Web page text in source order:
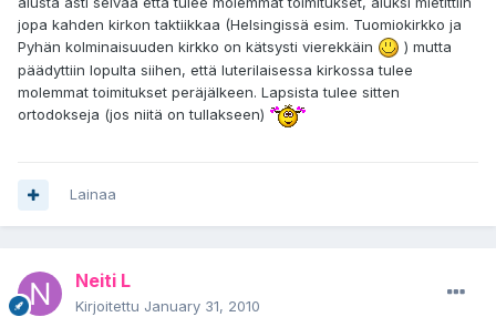
jopa kahden kirkon taktiikkaa (Helsingissä esim. Tuomiokirkko ja
Pyhän kolminaisuuden kirkko on kätsysti vierekkäin
) mutta
päädyttiin lopulta siihen, että luterilaisessa kirkossa tulee
molemmat toimitukset peräjälkeen. Lapsista tulee sitten
ortodokseja (jos niitä on tullakseen)
Lainaa
Neiti L
Kirjoitettu January 31, 2010